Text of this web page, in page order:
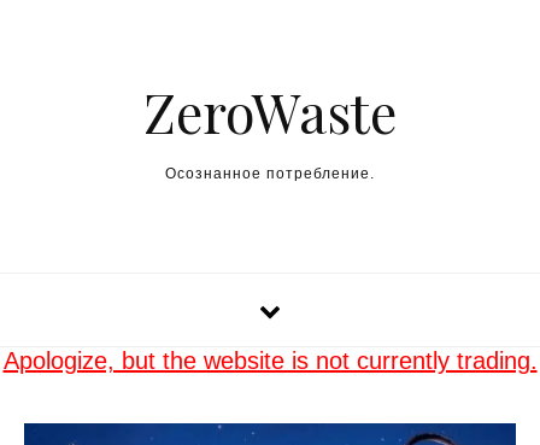
ZeroWaste
Осознанное потребление.
Apologize, but the website is not currently trading.